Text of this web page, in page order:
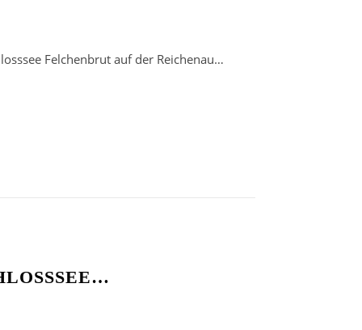
Felchenbrut auf der Reichenau…